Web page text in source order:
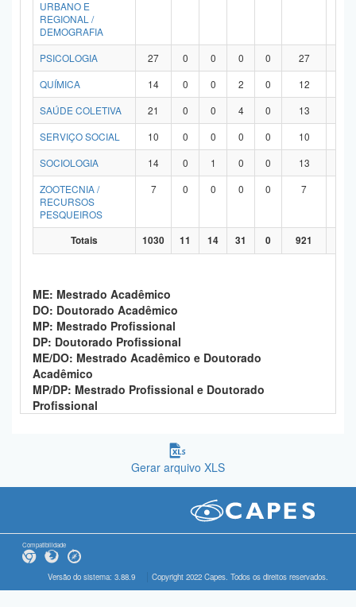
URBANO E
REGIONAL /
DEMOGRAFIA
PSICOLOGIA 27 0 0 0 0 27
QUÍMICA
14 0 0 2 0 12
SAÚDE COLETIVA
21 0 0 4 0 13
SERVIÇO SOCIAL
10 0 0 0 0 10
SOCIOLOGIA
14 0 1 0 0 13
ZOOTECNIA /
RECURSOS
PESQUEIROS
7 0 0 0 0 7
Totais 1030 11 14 31 0 921
ME: Mestrado Acadêmico
DO: Doutorado Acadêmico
MP: Mestrado Profissional
DP: Doutorado Profissional
ME/DO: Mestrado Acadêmico e Doutorado
Acadêmico
MP/DP: Mestrado Profissional e Doutorado
Profissional
Gerar arquivo XLS
Compatibilidade
Versão do sistema: 3.88.9 Copyright 2022 Capes. Todos os direitos reservados.